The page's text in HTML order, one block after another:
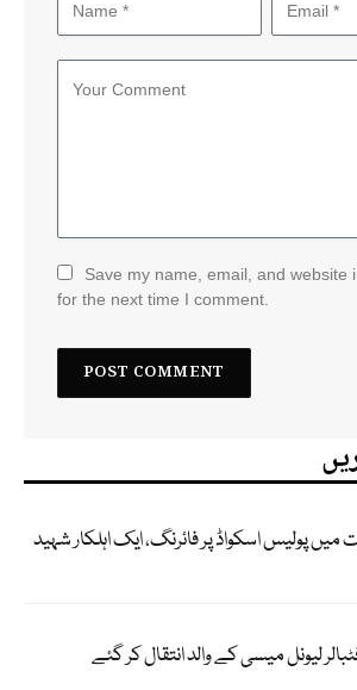
Save my name, email, and website
for the next time I comment.
میں پولیس اسکواڈ پر فائرنگ، ایک اہلکار شہید
لیونل میسی کے والد انتقال کر گئے